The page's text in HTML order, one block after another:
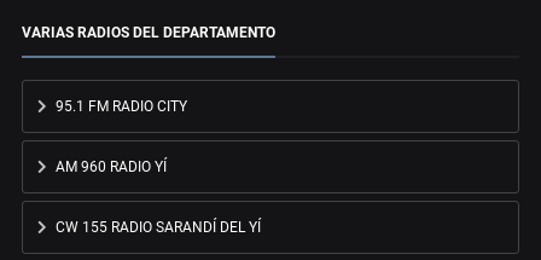
VARIAS RADIOS DEL DEPARTAMENTO
95.1 FM RADIO CITY
AM 960 RADIO YÍ
CW 155 RADIO SARANDÍ DEL YÍ